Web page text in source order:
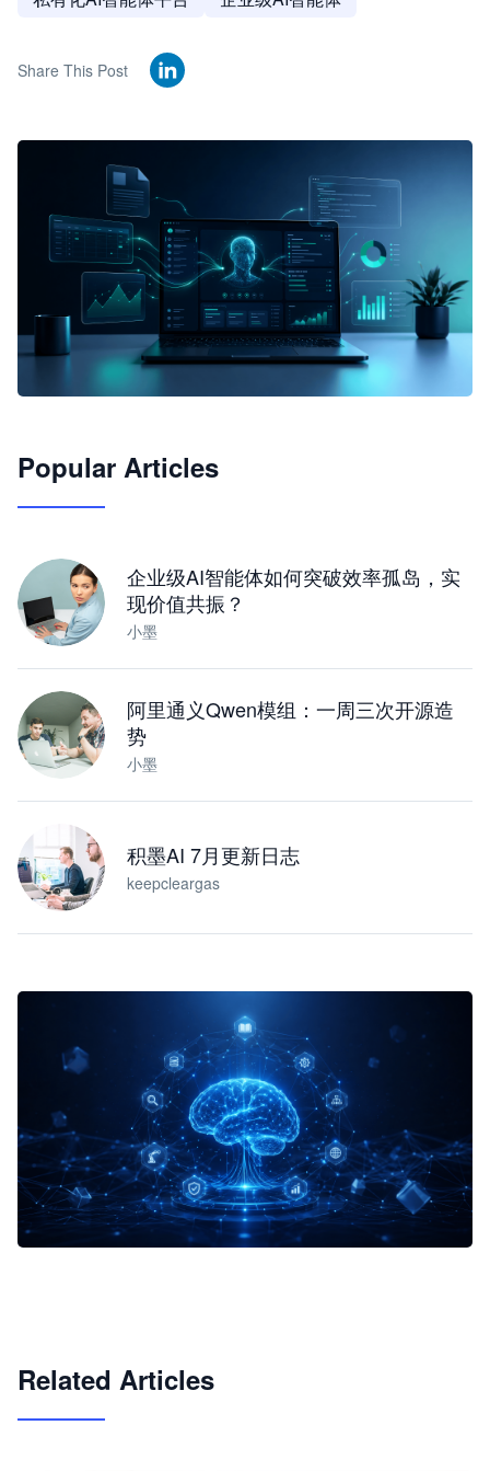
Share This Post
JimoClaw 桌面 AI Agent 工作台
Popular Articles
企业级AI智能体如何突破效率孤岛，实
现价值共振？
小墨
阿里通义Qwen模组：一周三次开源造
势
小墨
积墨AI 7月更新日志
keepcleargas
Related Articles